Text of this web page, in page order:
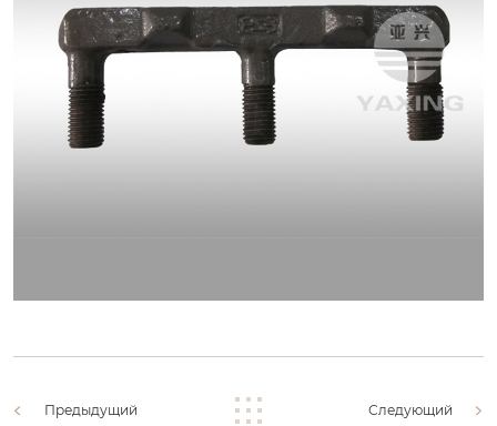
Предыдущий Следующий